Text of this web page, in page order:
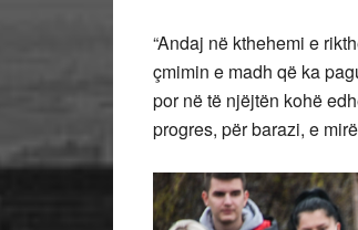
“Andaj në kthehemi e
çmimin e madh që ka
por në të njëjtën kohë
progres, për barazi, e